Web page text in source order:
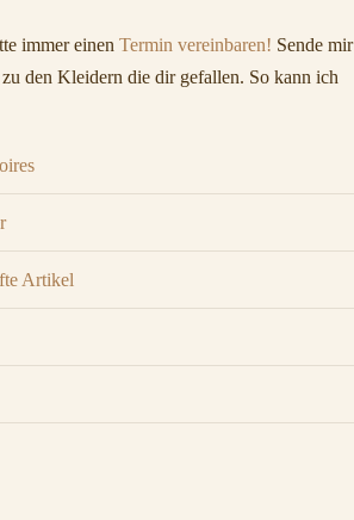
immer einen Termin vereinbaren! Sende mir
den Kleidern die dir gefallen. So kann ich
Artikel